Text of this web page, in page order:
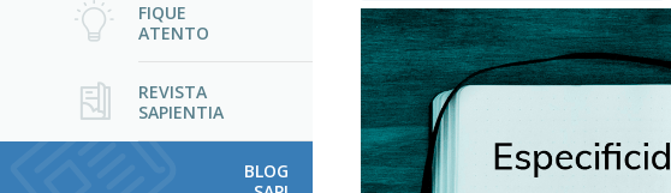
FIQUE
ATENTO
REVISTA
SAPIENTIA
BLOG